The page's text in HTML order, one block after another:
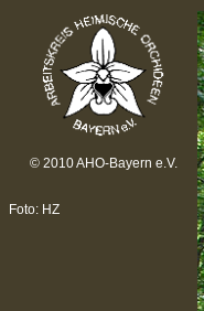
© 2010 AHO-Bayern e.V.
Foto: HZ